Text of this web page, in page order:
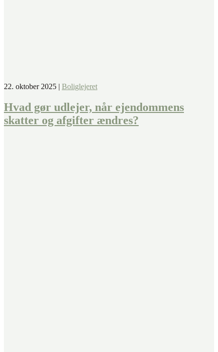
22. oktober 2025 | Boliglejeret
Hvad gør udlejer, når ejendommens
skatter og afgifter ændres?